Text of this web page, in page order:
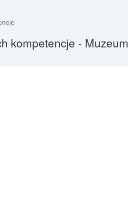
kompetencje - Muzeum